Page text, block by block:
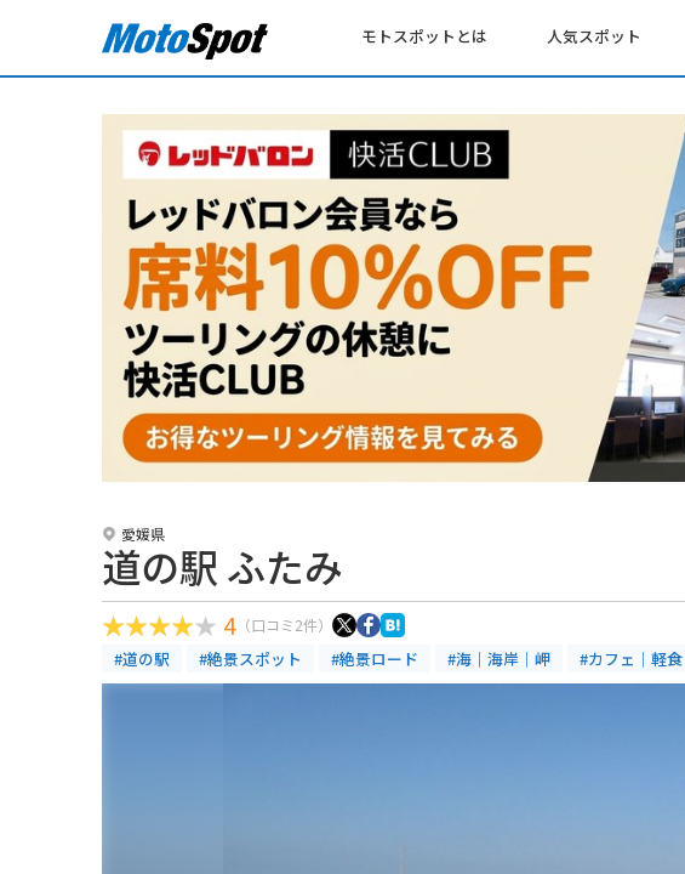
モトスポットとは 人気スポット
愛媛県
道の駅 ふたみ
4 （口コミ2件）
#道の駅 #絶景スポット #絶景ロード #海｜海岸｜岬 #カフェ｜軽食